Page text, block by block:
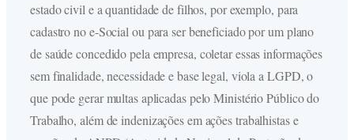
estado civil e a quantidade de filhos, por exemplo, para
cadastro no e-Social ou para ser beneficiado por um plano
de saúde concedido pela empresa, coletar essas informações
sem finalidade, necessidade e base legal, viola a LGPD, o
que pode gerar multas aplicadas pelo Ministério Público do
Trabalho, além de indenizações em ações trabalhistas e